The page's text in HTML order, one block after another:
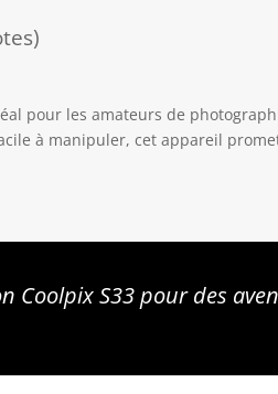
pour les amateurs de
à manipuler, cet appareil
Coolpix S33 pour des